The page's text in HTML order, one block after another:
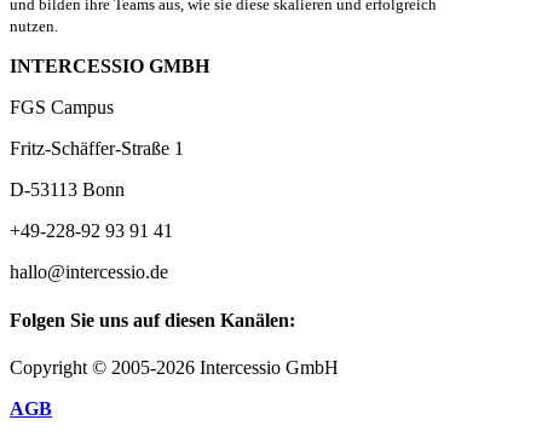
und bilden ihre Teams aus, wie sie diese skalieren und erfolgreich
nutzen.
INTERCESSIO GMBH
FGS Campus
Fritz-Schäffer-Straße 1
D-53113 Bonn
+49-228-92 93 91 41
hallo@intercessio.de
Folgen Sie uns auf diesen Kanälen:
Copyright © 2005-2026 Intercessio GmbH
AGB